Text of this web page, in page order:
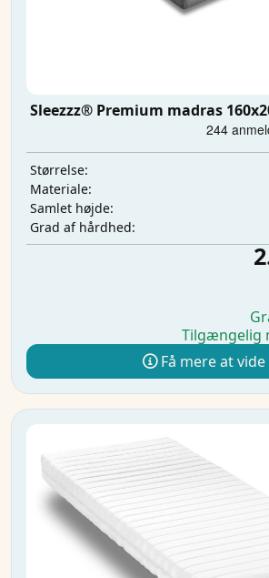
Sleezzz® Premium madras
Størrelse:
Materiale:
Samlet højde:
Grad af hårdhed:
Tilgængelig
Få mere at vide